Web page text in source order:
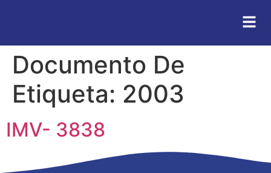
Documento De
Etiqueta: 2003
IMV- 3838